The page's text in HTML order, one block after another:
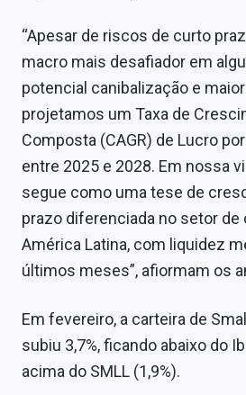
“Apesar de riscos de curto
macro mais desafiador em
potencial canibalização e
projetamos um Taxa de
Composta (CAGR) de Lucro
entre 2025 e 2028. Em nossa
segue como uma tese de
prazo diferenciada no setor de
América Latina, com liquidez
últimos meses”, afiormam os
Em fevereiro, a carteira de
subiu 3,7%, ficando abaixo do
acima do SMLL (1,9%).